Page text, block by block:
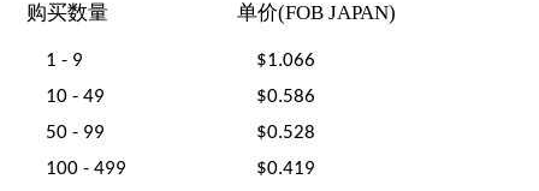
购买数量 单价(FOB JAPAN)
1 - 9
$1.066
10 - 49
$0.586
50 - 99
$0.528
100 - 499
$0.419